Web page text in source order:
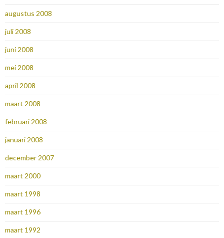
augustus 2008
juli 2008
juni 2008
mei 2008
april 2008
maart 2008
februari 2008
januari 2008
december 2007
maart 2000
maart 1998
maart 1996
maart 1992